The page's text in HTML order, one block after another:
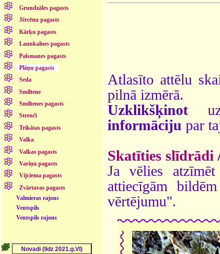
Grundzāles pagasts
Jērcēnu pagasts
Kārķu pagasts
Launkalnes pagasts
Palsmanes pagasts
Plāņu pagasts
Seda
Smiltene
Smiltenes pagasts
Strenči
Trikātas pagasts
Valka
Valkas pagasts
Variņu pagasts
Vijciema pagasts
Zvārtavas pagasts
Valmieras rajons
Ventspils
Ventspils rajons
Atlasīto attēlu
pilnā izmērā.
Uzklikšķinot
informāciju par
Skatīties slīdrādi
Ja vēlies
attiecīgām
vērtējumu".